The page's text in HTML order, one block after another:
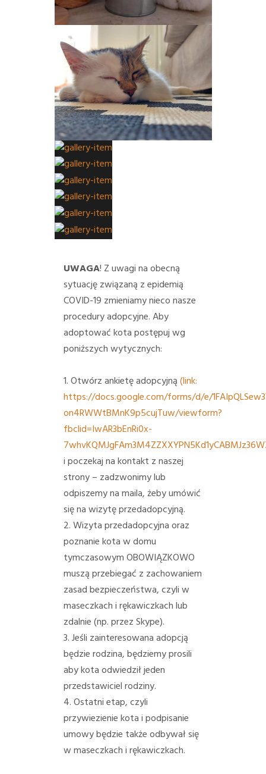
UWAGA! Z uwagi na obecną
sytuację związaną z epidemią
COVID-19 zmieniamy nieco nasze
procedury adopcyjne. Aby
adoptować kota postępuj wg
poniższych wytycznych:
1. Otwórz ankietę adopcyjną(link:
https://docs.google.com/forms/d/e/
on4RWWtBMnK9p5cujTuw/viewform?
fbclid=IwAR3bEnRi0x-
i poczekaj na kontakt z naszej
strony – zadzwonimy lub
odpiszemy na maila, żeby umówić
się na wizytę przedadopcyjną.
2. Wizyta przedadopcyjna oraz
poznanie kota w domu
tymczasowym OBOWIĄZKOWO
muszą przebiegać z zachowaniem
zasad bezpieczeństwa, czyli w
maseczkach i rękawiczkach lub
zdalnie (np. przez Skype).
3. Jeśli zainteresowana adopcją
będzie rodzina, będziemy prosili
aby kota odwiedził jeden
przedstawiciel rodziny.
4. Ostatni etap, czyli
przywiezienie kota i podpisanie
umowy będzie także odbywał się
w maseczkach i rękawiczkach.